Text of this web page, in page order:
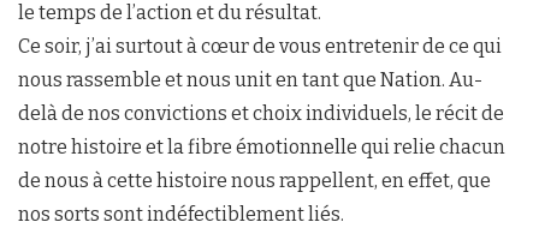
le temps de l’action et du résultat.
Ce soir, j’ai surtout à cœur de vous entretenir de ce qui
nous rassemble et nous unit en tant que Nation. Au-
delà de nos convictions et choix individuels, le récit de
notre histoire et la fibre émotionnelle qui relie chacun
de nous à cette histoire nous rappellent, en effet, que
nos sorts sont indéfectiblement liés.